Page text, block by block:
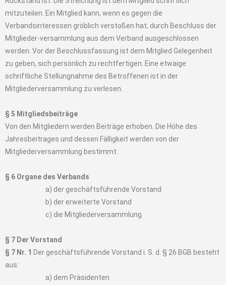
mitzuteilen. Ein Mitglied kann, wenn es gegen die
Verbandsinteressen gröblich verstoßen hat, durch Beschluss der
Mitglieder-versammlung aus dem Verband ausgeschlossen
werden. Vor der Beschlussfassung ist dem Mitglied Gelegenheit
zu geben, sich persönlich zu rechtfertigen. Eine etwaige
schriftliche Stellungnahme des Betroffenen ist in der
Mitgliederversammlung zu verlesen.
§ 5 Mitgliedsbeiträge
Von den Mitgliedern werden Beiträge erhoben. Die Höhe des
Jahresbeitrages und dessen Fälligkeit werden von der
Mitgliederversammlung bestimmt.
§ 6 Organe des Verbands
a) der geschäftsführende Vorstand
b) der erweiterte Vorstand
c) die Mitgliederversammlung
§ 7 Der Vorstand
§ 7 Nr. 1 Der geschäftsführende Vorstand i. S. d. § 26 BGB besteht
aus:
a) dem Präsidenten